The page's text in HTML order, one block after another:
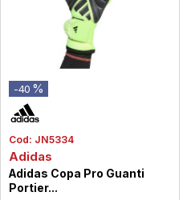
-40 %
Cod: JN5334
Adidas
Adidas Copa Pro Guanti
Portier...